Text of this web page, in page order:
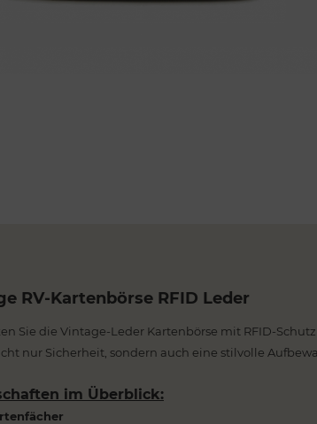
RV-Kartenbörse RFID Leder
Sie die Vintage-Leder Kartenbörse mit RFID-
nur Sicherheit, sondern auch eine stilvolle
im Überblick: